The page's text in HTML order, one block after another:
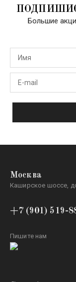
Большие
Москва
Каширское шоссе,
+7 (901) 519-
Пишите нам